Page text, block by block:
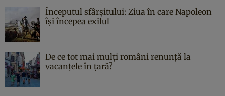
Începutul sfârşitului: Ziua în care Napoleon
îşi începea exilul
De ce tot mai mulți români renunță la
vacanțele în țară?